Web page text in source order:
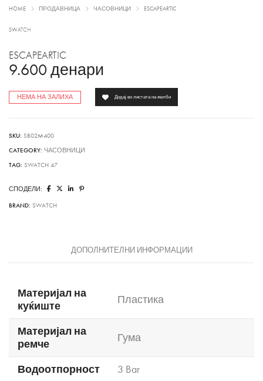
HOME ПРОДАВНИЦА ЧАСОВНИЦИ ESCAPEARTIC
SWATCH
ESCAPEARTIC
9.600 денари
НЕМА НА ЗАЛИХА Додај во листата на желби
SKU: SB02M400
CATEGORY: ЧАСОВНИЦИ
TAG: SWATCH 47
СПОДЕЛИ:
BRAND: SWATCH
ДОПОЛНИТЕЛНИ ИНФОРМАЦИИ
Материјал на
куќиште
Пластика
Материјал на
ремче
Гума
Водоотпорност
3 Bar